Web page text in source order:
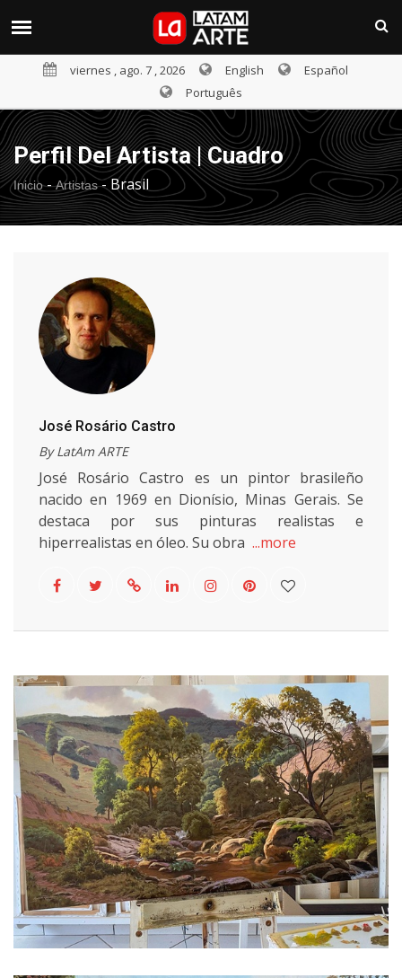
viernes , ago. 7 , 2026 English
Español
Português
Perfil Del Artista | Cuadro
Inicio- Artistas- Brasil
José Rosário Castro
By LatAm ARTE
José Rosário Castro es un pintor brasileño
nacido en 1969 en Dionísio, Minas Gerais. Se
destaca por sus pinturas realistas e
hiperrealistas en óleo. Su obra ...more